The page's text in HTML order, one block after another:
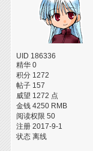
UID 186336
精华 0
积分 1272
帖子 157
威望 1272 点
金钱 4250 RMB
阅读权限 50
注册 2017-9-1
状态 离线